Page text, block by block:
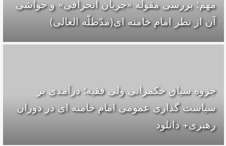
مهم: بررسی مقوله «جریان انحرافی» و حواشی
آن از نظر امام خامنه ای(مدّظلّه العالی)
جزوه سیاق حکمرانی ولی فقیه؛ درآمدی بر
سیاست گذاری عمومی امام خامنه ای در دوران
رهبری+ دانلود